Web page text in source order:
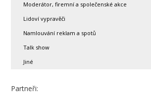
Moderátor, firemní a společenské akce
Lidoví vypravěči
Namlouvání reklam a spotů
Talk show
Jiné
Partneři: